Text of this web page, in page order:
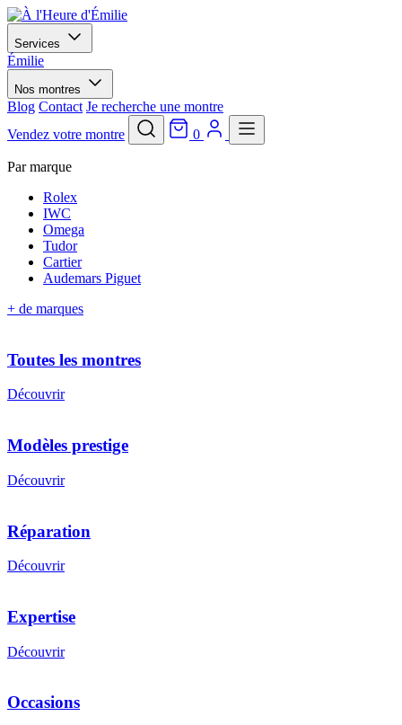
Services
Émilie
Nos montres
Blog Contact Je recherche une montre
Vendez votre montre
0
Par marque
Rolex
IWC
Omega
Tudor
Cartier
Audemars Piguet
+ de marques
Toutes les montres
Découvrir
Modèles prestige
Découvrir
Réparation
Découvrir
Expertise
Découvrir
Occasions